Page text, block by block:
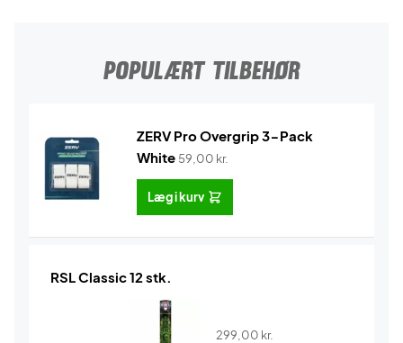
POPULÆRT TILBEHØR
ZERV Pro Overgrip 3-Pack
White 59,00 kr.
Læg i kurv
RSL Classic 12 stk.
299,00 kr.